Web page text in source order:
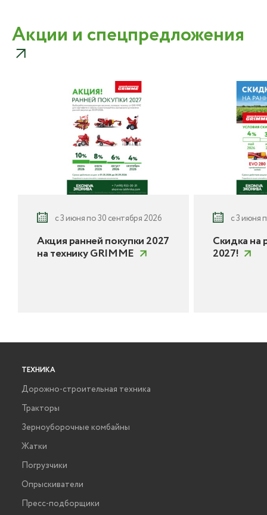
Акции и спецпредложения
с 3 июня по 30 сентября 2026
Акция ранней покупки 2027
на технику GRIMME
с 3 июня
Скидка на
2027!
ТЕХНИКА
Дорожно-строительная техника
Тракторы
Зерноуборочные комбайны
Жатки
Погрузчики
Опрыскиватели
Пресс-подборщики